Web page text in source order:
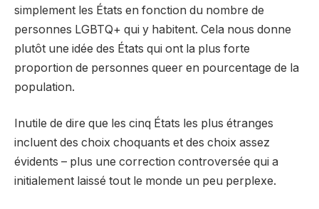
simplement les États en fonction du nombre de
personnes LGBTQ+ qui y habitent. Cela nous donne
plutôt une idée des États qui ont la plus forte
proportion de personnes queer en pourcentage de la
population.
Inutile de dire que les cinq États les plus étranges
incluent des choix choquants et des choix assez
évidents – plus une correction controversée qui a
initialement laissé tout le monde un peu perplexe.